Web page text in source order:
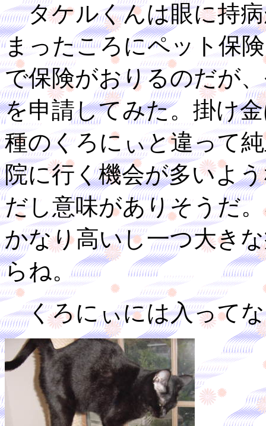
タケルくんは眼に持病
まったころにペット保
で保険がおりるのだが
を申請してみた。掛け
種のくろにぃと違って
院に行く機会が多いよ
だし意味がありそうだ
かなり高いし一つ大き
らね。
くろにぃには入って